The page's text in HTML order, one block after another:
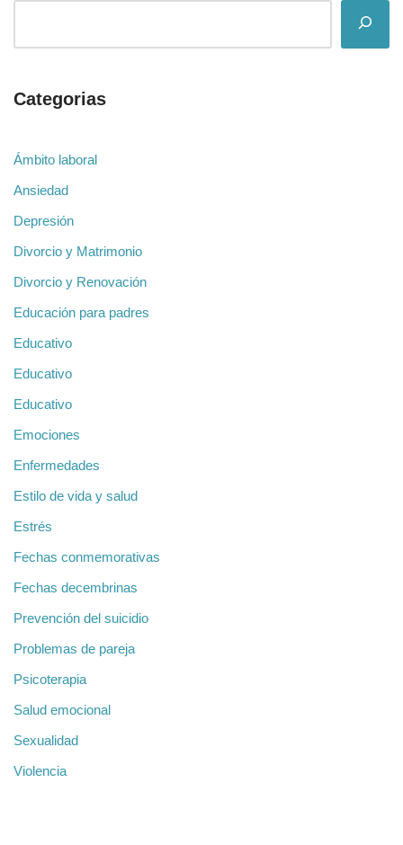
Categorias
Ámbito laboral
Ansiedad
Depresión
Divorcio y Matrimonio
Divorcio y Renovación
Educación para padres
Educativo
Educativo
Educativo
Emociones
Enfermedades
Estilo de vida y salud
Estrés
Fechas conmemorativas
Fechas decembrinas
Prevención del suicidio
Problemas de pareja
Psicoterapia
Salud emocional
Sexualidad
Violencia